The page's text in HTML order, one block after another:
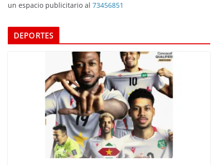
un espacio publicitario al 73456851
DEPORTES